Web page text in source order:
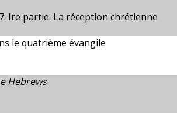
Ire partie: La réception chrétienne
le quatrième évangile
Hebrews